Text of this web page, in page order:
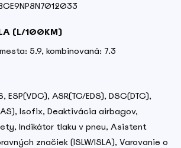
(L/100KM)
5.9, kombinovaná: 7.3
ESP(VDC), ASR(TC/EDS), DSC(DTC),
Isofix, Deaktivácia airbagov,
Indikátor tlaku v pneu, Asistent
značiek (ISLW/ISLA), Varovanie o